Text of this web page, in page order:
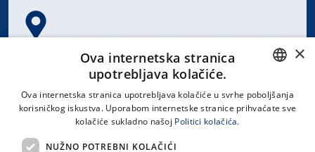
Spinčićeva 1, 21000 Split
CROATIAN
×
Ova internetska stranica
upotrebljava kolačiće.
Ova internetska stranica upotrebljava kolačiće u svrhe poboljšanja
korisničkog iskustva. Uporabom internetske stranice prihvaćate sve
kolačiće sukladno našoj Politici kolačića.
NUŽNO POTREBNI KOLAČIĆI